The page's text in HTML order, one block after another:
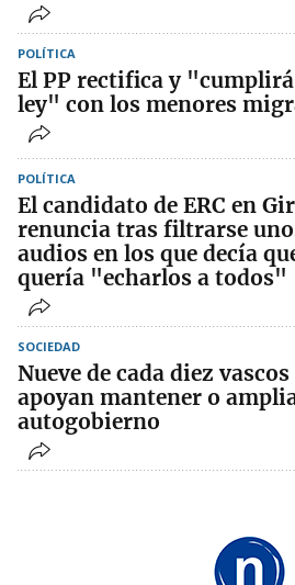
POLÍTICA
El PP rectifica y
ley" con los menores
POLÍTICA
El candidato de ERC en
renuncia tras filtrarse
audios en los que decía
quería "echarlos a todos"
SOCIEDAD
Nueve de cada diez vascos
apoyan mantener o
autogobierno